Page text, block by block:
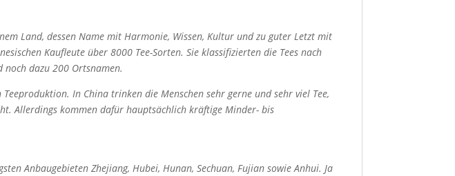
Land, dessen Name mit Harmonie, Wissen, Kultur und zu guter Letzt mit
Kaufleute über 8000 Tee-Sorten. Sie klassifizierten die Tees nach
dazu 200 Ortsnamen.
In China trinken die Menschen sehr gerne und sehr viel Tee,
Allerdings kommen dafür hauptsächlich kräftige Minder- bis
Anbaugebieten Zhejiang, Hubei, Hunan, Sechuan, Fujian sowie Anhui. Ja